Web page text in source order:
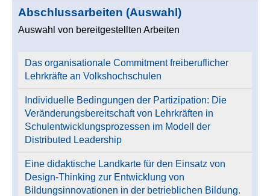
Abschlussarbeiten (Auswahl)
Auswahl von bereitgestellten Arbeiten
Das organisationale Commitment freiberuflicher
Lehrkräfte an Volkshochschulen
Individuelle Bedingungen der Partizipation: Die
Veränderungsbereitschaft von Lehrkräften in
Schulentwicklungsprozessen im Modell der
Distributed Leadership
Eine didaktische Landkarte für den Einsatz von
Design-Thinking zur Entwicklung von
Bildungsinnovationen in der betrieblichen Bildung.